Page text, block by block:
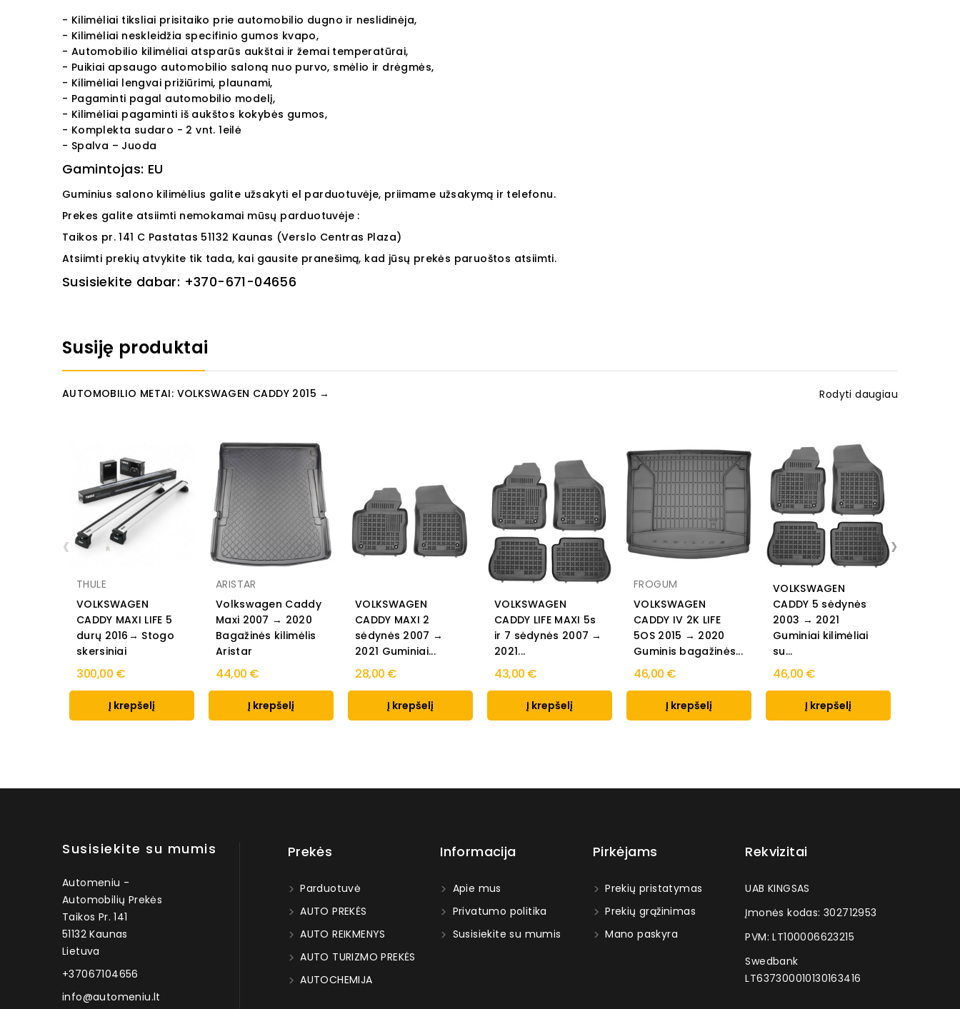
- Kilimėliai tiksliai prisitaiko prie automobilio dugno ir neslidinėja,
- Kilimėliai neskleidžia specifinio gumos kvapo,
- Automobilio kilimėliai atsparūs aukštai ir žemai temperatūrai,
- Puikiai apsaugo automobilio saloną nuo purvo, smėlio ir drėgmės,
- Kilimėliai lengvai prižiūrimi, plaunami,
- Pagaminti pagal automobilio modelį,
- Kilimėliai pagaminti iš aukštos kokybės gumos,
- Komplekta sudaro - 2 vnt. 1eilė
- Spalva – Juoda
Gamintojas: EU
Guminius salono kilimėlius galite užsakyti el parduotuvėje, priimame užsakymą ir telefonu.
Prekes galite atsiimti nemokamai mūsų parduotuvėje :
Taikos pr. 141 C Pastatas 51132 Kaunas (Verslo Centras Plaza)
Atsiimti prekių atvykite tik tada, kai gausite pranešimą, kad jūsų prekės paruoštos atsiimti.
Susisiekite dabar: +370-671-04656
Susiję produktai
AUTOMOBILIO METAI: VOLKSWAGEN CADDY 2015 → Rodyti daugiau
THULE
VOLKSWAGEN
CADDY MAXI LIFE 5
durų 2016→ Stogo
skersiniai
300,00 €
Į krepšelį
ARISTAR
Volkswagen Caddy
Maxi 2007 → 2020
Bagažinės kilimėlis
Aristar
44,00 €
Į krepšelį
VOLKSWAGEN
CADDY MAXI 2
sėdynės 2007 →
2021 Guminiai...
28,00 €
Į krepšelį
VOLKSWAGEN
CADDY LIFE MAXI 5s
ir 7 sėdynės 2007 →
2021...
43,00 €
Į krepšelį
FROGUM
VOLKSWAGEN
CADDY IV 2K LIFE
5OS 2015 → 2020
Guminis bagažinės...
46,00 €
Į krepšelį
VOLKSWAGEN
CADDY 5 sėdynės
2003 → 2021
Guminiai kilimėliai
su...
46,00 €
Į krepšelį
‹ ›
Susisiekite su mumis
Automeniu -
Automobilių Prekės
Taikos Pr. 141
51132 Kaunas
Lietuva
+37067104656
info@automeniu.lt
Prekės
Parduotuvė
AUTO PREKĖS
AUTO REIKMENYS
AUTO TURIZMO PREKĖS
AUTOCHEMIJA
Informacija
Apie mus
Privatumo politika
Susisiekite su mumis
Pirkėjams
Prekių pristatymas
Prekių grąžinimas
Mano paskyra
Rekvizitai
UAB KINGSAS
Įmonės kodas: 302712953
PVM: LT100006623215
Swedbank
LT637300010130163416